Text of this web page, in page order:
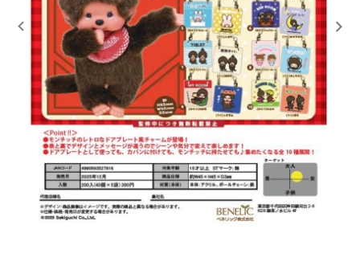
レンタル
景品・玩具・文具
販促用カプセルトイ
よくあるご質問